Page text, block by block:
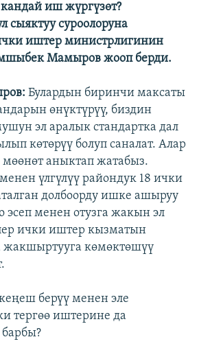
иш жүргүзөт?
сыяктуу суроолоруна
иштер министрлигинин
Мамыров жооп берди.
Булардын биринчи максаты
өнүктүрүү, биздин
эл аралык стандартка дал
көтөрүү болуп саналат. Алар
аныктап жатабыз.
үлгүлүү райондук 18 ички
долбоорду ишке ашыруу
менен отузга жакын эл
ички иштер кызматын
жакшыртууга көмөктөшүү
берүү менен эле
тергөө иштерине да